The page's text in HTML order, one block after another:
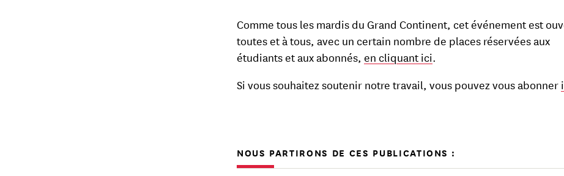
Comme tous les mardis du Grand Continent, cet événement est
toutes et à tous, avec un certain nombre de places réservées aux
étudiants et aux abonnés, en cliquant ici.
Si vous souhaitez soutenir notre travail, vous pouvez vous abonner
NOUS PARTIRONS DE CES PUBLICATIONS :